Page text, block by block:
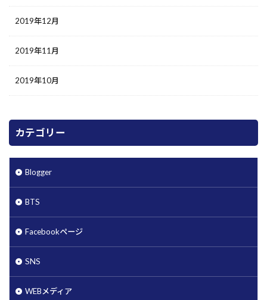
2019年12月
2019年11月
2019年10月
カテゴリー
Blogger
BTS
Facebookページ
SNS
WEBメディア